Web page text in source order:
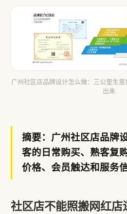
广州社区店品牌设计怎么做：三公里生
出来
摘要：广州社区店品牌
客的日常购买、熟客复
价格、会员触达和服务
社区店不能照搬网红店